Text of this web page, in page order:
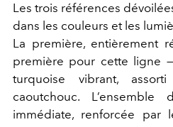
Les trois références
dans les couleurs et les
La première, entièrement
première pour cette ligne
turquoise vibrant,
caoutchouc.
immédiate, renforcée par